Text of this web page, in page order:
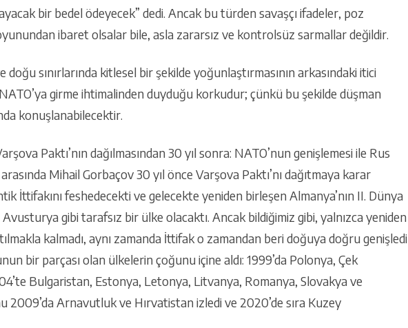
bir bedel ödeyecek” dedi. Ancak bu türden savaşçı ifadeler, poz
ibaret olsalar bile, asla zararsız ve kontrolsüz sarmallar değildir.
sınırlarında kitlesel bir şekilde yoğunlaştırmasının arkasındaki itici
girme ihtimalinden duyduğu korkudur; çünkü bu şekilde düşman
konuşlanabilecektir.
Paktı’nın dağılmasından 30 yıl sonra: NATO’nun genişlemesi ile Rus
Mihail Gorbaçov 30 yıl önce Varşova Paktı’nı dağıtmaya karar
İttifakını feshedecekti ve gelecekte yeniden birleşen Almanya’nın II. Dünya
gibi tarafsız bir ülke olacaktı. Ancak bildiğimiz gibi, yalnızca yeniden
kalmadı, aynı zamanda İttifak o zamandan beri doğuya doğru genişledi
bir parçası olan ülkelerin çoğunu içine aldı: 1999’da Polonya, Çek
Bulgaristan, Estonya, Letonya, Litvanya, Romanya, Slovakya ve
2009’da Arnavutluk ve Hırvatistan izledi ve 2020’de sıra Kuzey